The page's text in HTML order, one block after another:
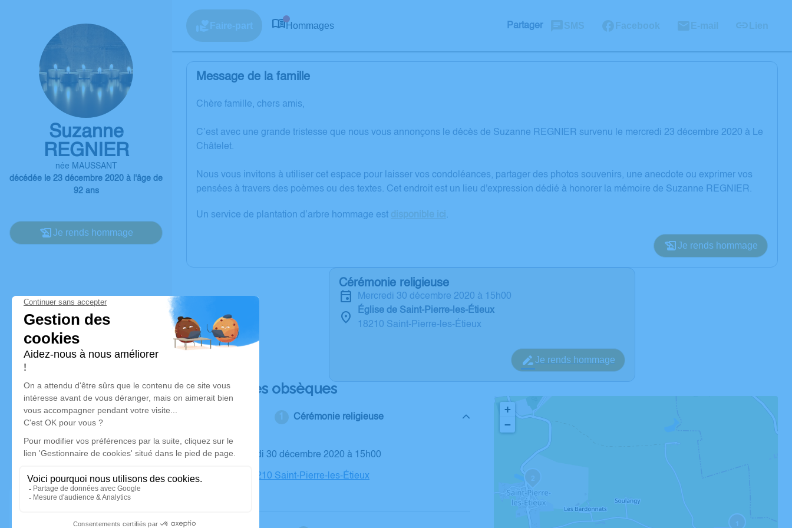
Suzanne
REGNIER
née MAUSSANT
décédée le 23 décembre 2020 à l'âge de
92 ans
Je rends hommage
Faire-part Hommages Partager SMS Facebook E-mail Lien
Message de la famille
Chère famille, chers amis,
C’est avec une grande tristesse que nous vous annonçons le décès de Suzanne REGNIER survenu le mercredi 23 décembre 2020 à Le
Châtelet.
Nous vous invitons à utiliser cet espace pour laisser vos condoléances, partager des photos souvenirs, une anecdote ou exprimer vos
pensées à travers des poèmes ou des textes. Cet endroit est un lieu d'expression dédié à honorer la mémoire de Suzanne REGNIER.
Un service de plantation d’arbre hommage est disponible ici .
Je rends hommage
Cérémonie religieuse
mercredi 30 décembre 2020 à 15h00
Église de Saint-Pierre-les-Étieux
18210 Saint-Pierre-les-Étieux
Je rends hommage
Déroulé des obsèques
Cérémonie religieuse
Le mercredi 30 décembre 2020 à 15h00
Église, 18210 Saint-Pierre-les-Étieux
1
2
+
−